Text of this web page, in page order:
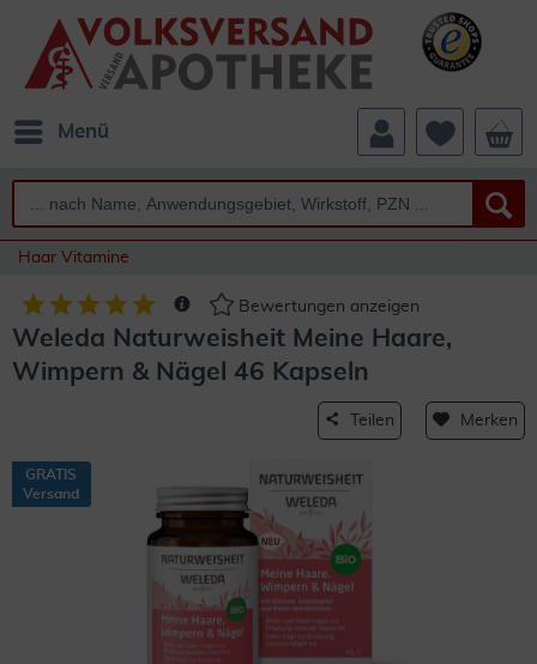
Menü
Haar Vitamine
Bewertungen anzeigen
Weleda Naturweisheit Meine Haare,
Wimpern & Nägel 46 Kapseln
Teilen Merken
GRATIS
Versand